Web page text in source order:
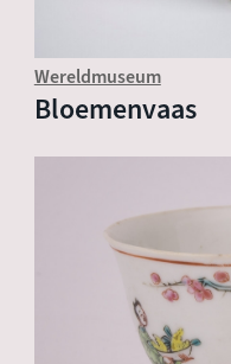
Wereldmuseum
Bloemenvaas